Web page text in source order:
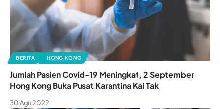
BERITA HONG KONG
Jumlah Pasien Covid-19 Meningkat, 2 September
Hong Kong Buka Pusat Karantina Kai Tak
30 Agu 2022